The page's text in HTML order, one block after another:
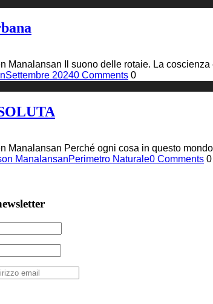
Manalansan Il suono delle rotaie. La
Settembre 20240 Comments 0
Manalansan Perché ogni cosa in questo
ManalansanPerimetro Naturale0 Comments 0